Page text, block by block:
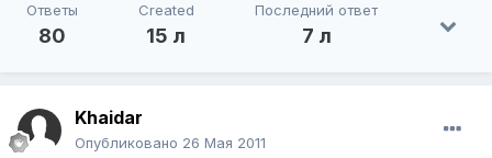
Ответы
80
Created
15 л
Последний ответ
7 л
Khaidar
Опубликовано 26 Мая 2011